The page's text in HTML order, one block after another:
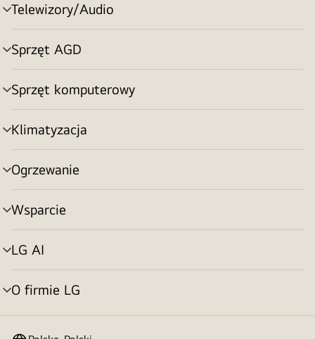
Telewizory/Audio
Przełącznik
menu
Sprzęt AGD
Przełącznik
menu
Sprzęt komputerowy
Przełącznik
menu
Klimatyzacja
Przełącznik
menu
Ogrzewanie
Przełącznik
menu
Wsparcie
Przełącznik
menu
LG AI
Przełącznik
menu
O firmie LG
Przełącznik